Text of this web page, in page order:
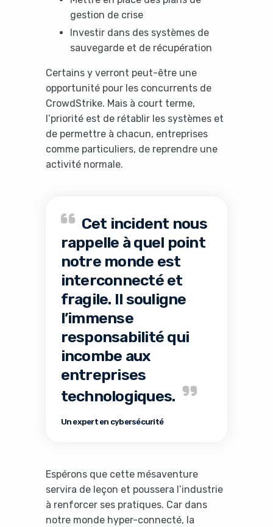
gestion de crise
Investir dans des systèmes de
sauvegarde et de récupération
Certains y verront peut-être une
opportunité pour les concurrents de
CrowdStrike. Mais à court terme,
l’priorité est de rétablir les systèmes et
de permettre à chacun, entreprises
comme particuliers, de reprendre une
activité normale.
Cet incident nous
rappelle à quel point
notre monde est
interconnecté et
fragile. Il souligne
l’immense
responsabilité qui
incombe aux
entreprises
technologiques.
Un expert en cybersécurité
Espérons que cette mésaventure
servira de leçon et poussera l’industrie
à renforcer ses pratiques. Car dans
notre monde hyper-connecté, la